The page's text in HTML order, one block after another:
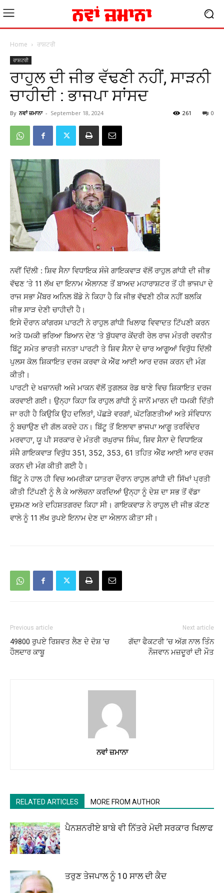
Home ਰਾਸ਼ਟਰੀ
ਰਾਸ਼ਟਰੀ
ਰਾਹੁਲ ਦੀ ਜੀਭ ਵੱਢਣੀ ਨਹੀਂ, ਸਾੜਨੀ
ਚਾਹੀਦੀ : ਭਾਜਪਾ ਸਾਂਸਦ
By ਨਵਾਂ ਜ਼ਮਾਨਾ - September 18, 2024 0
261
ਨਵੀਂ ਦਿੱਲੀ : ਸ਼ਿਵ ਸੈਨਾ ਵਿਧਾਇਕ ਸੰਜੇ ਗਾਇਕਵਾੜ ਵੱਲੋਂ ਰਾਹੁਲ ਗਾਂਧੀ ਦੀ ਜੀਭ
ਵੱਢਣ ’ਤੇ 11 ਲੱਖ ਦਾ ਇਨਾਮ ਐਲਾਨਣ ਤੋਂ ਬਾਅਦ ਮਹਾਰਾਸ਼ਟਰ ਤੋਂ ਹੀ ਭਾਜਪਾ ਦੇ
ਰਾਜ ਸਭਾ ਮੈਂਬਰ ਅਨਿਲ ਬੋਂਡੇ ਨੇ ਕਿਹਾ ਹੈ ਕਿ ਜੀਭ ਵੱਢਣੀ ਠੀਕ ਨਹੀਂ ਬਲਕਿ
ਜੀਭ ਸਾੜ ਦੇਣੀ ਚਾਹੀਦੀ ਹੈ।
ਇਸੇ ਦੌਰਾਨ ਕਾਂਗਰਸ ਪਾਰਟੀ ਨੇ ਰਾਹੁਲ ਗਾਂਧੀ ਖਿਲਾਫ ਵਿਵਾਦਤ ਟਿੱਪਣੀ ਕਰਨ
ਅਤੇ ਧਮਕੀ ਭਰਿਆ ਬਿਆਨ ਦੇਣ ’ਤੇ ਬੁੱਧਵਾਰ ਕੇਂਦਰੀ ਰੇਲ ਰਾਜ ਮੰਤਰੀ ਰਵਨੀਤ
ਬਿੱਟੂ ਸਮੇਤ ਭਾਰਤੀ ਜਨਤਾ ਪਾਰਟੀ ਤੇ ਸ਼ਿਵ ਸੈਨਾ ਦੇ ਚਾਰ ਆਗੂਆਂ ਵਿਰੁੱਧ ਦਿੱਲੀ
ਪੁਲਸ ਕੋਲ ਸ਼ਿਕਾਇਤ ਦਰਜ ਕਰਵਾ ਕੇ ਐੱਫ ਆਈ ਆਰ ਦਰਜ ਕਰਨ ਦੀ ਮੰਗ
ਕੀਤੀ।
ਪਾਰਟੀ ਦੇ ਖਜ਼ਾਨਚੀ ਅਜੇ ਮਾਕਨ ਵੱਲੋਂ ਤੁਗਲਕ ਰੋਡ ਥਾਣੇ ਵਿਚ ਸ਼ਿਕਾਇਤ ਦਰਜ
ਕਰਵਾਈ ਗਈ। ਉਨ੍ਹਾ ਕਿਹਾ ਕਿ ਰਾਹੁਲ ਗਾਂਧੀ ਨੂੰ ਜਾਨੋਂ ਮਾਰਨ ਦੀ ਧਮਕੀ ਦਿੱਤੀ
ਜਾ ਰਹੀ ਹੈ ਕਿਉਕਿ ਉਹ ਦਲਿਤਾਂ, ਪੱਛੜੇ ਵਰਗਾਂ, ਘੱਟਗਿਣਤੀਆਂ ਅਤੇ ਸੰਵਿਧਾਨ
ਨੂੰ ਬਚਾਉਣ ਦੀ ਗੱਲ ਕਰਦੇ ਹਨ। ਬਿੱਟੂ ਤੋਂ ਇਲਾਵਾ ਭਾਜਪਾ ਆਗੂ ਤਰਵਿੰਦਰ
ਮਰਵਾਹਾ, ਯੂ ਪੀ ਸਰਕਾਰ ਦੇ ਮੰਤਰੀ ਰਘੁਰਾਜ ਸਿੰਘ, ਸ਼ਿਵ ਸੈਨਾ ਦੇ ਵਿਧਾਇਕ
ਸੰਜੈ ਗਾਇਕਵਾੜ ਵਿਰੁੱਧ 351, 352, 353, 61 ਤਹਿਤ ਐੱਫ ਆਈ ਆਰ ਦਰਜ
ਕਰਨ ਦੀ ਮੰਗ ਕੀਤੀ ਗਈ ਹੈ।
ਬਿੱਟੂ ਨੇ ਹਾਲ ਹੀ ਵਿਚ ਅਮਰੀਕਾ ਯਾਤਰਾ ਦੌਰਾਨ ਰਾਹੁਲ ਗਾਂਧੀ ਦੀ ਸਿੱਖਾਂ ਪ੍ਰਤੀ
ਕੀਤੀ ਟਿੱਪਣੀ ਨੂੰ ਲੈ ਕੇ ਆਲੋਚਨਾ ਕਰਦਿਆਂ ਉਨ੍ਹਾ ਨੂੰ ਦੇਸ਼ ਦਾ ਸਭ ਤੋਂ ਵੱਡਾ
ਦੁਸ਼ਮਣ ਅਤੇ ਦਹਿਸ਼ਤਗਰਦ ਕਿਹਾ ਸੀ। ਗਾਇਕਵਾੜ ਨੇ ਰਾਹੁਲ ਦੀ ਜੀਭ ਕੱਟਣ
ਵਾਲੇ ਨੂੰ 11 ਲੱਖ ਰੁਪਏ ਇਨਾਮ ਦੇਣ ਦਾ ਐਲਾਨ ਕੀਤਾ ਸੀ।
Previous article
49800 ਰੁਪਏ ਰਿਸ਼ਵਤ ਲੈਣ ਦੇ ਦੋਸ਼ ’ਚ
ਹੌਲਦਾਰ ਕਾਬੂ
Next article
ਗੱਦਾ ਫੈਕਟਰੀ ’ਚ ਅੱਗ ਨਾਲ ਤਿੰਨ
ਨੌਜਵਾਨ ਮਜ਼ਦੂਰਾਂ ਦੀ ਮੌਤ
ਨਵਾਂ ਜ਼ਮਾਨਾ
RELATED ARTICLES MORE FROM AUTHOR
ਪੈਨਸ਼ਨਰੀਏ ਬਾਬੇ ਵੀ ਨਿੱਤਰੇ ਮੋਦੀ ਸਰਕਾਰ ਖਿਲਾਫ
ਤਰੁਣ ਤੇਜਪਾਲ ਨੂੰ 10 ਸਾਲ ਦੀ ਕੈਦ